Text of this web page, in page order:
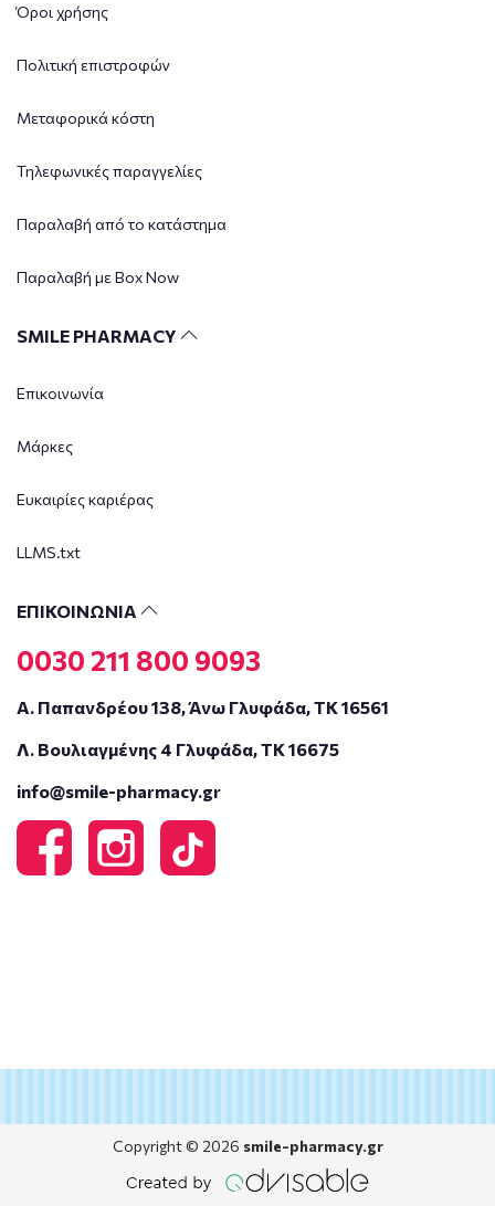
Όροι χρήσης
Πολιτική επιστροφών
Μεταφορικά κόστη
Τηλεφωνικές παραγγελίες
Παραλαβή από το κατάστημα
Παραλαβή με Box Now
SMILE PHARMACY
Επικοινωνία
Μάρκες
Ευκαιρίες καριέρας
LLMS.txt
ΕΠΙΚΟΙΝΩΝΙΑ
0030 211 800 9093
Α. Παπανδρέου 138, Άνω Γλυφάδα, ΤΚ 16561
Λ. Βουλιαγμένης 4 Γλυφάδα, ΤΚ 16675
info@smile-pharmacy.gr
Copyright © 2026 smile-pharmacy.gr